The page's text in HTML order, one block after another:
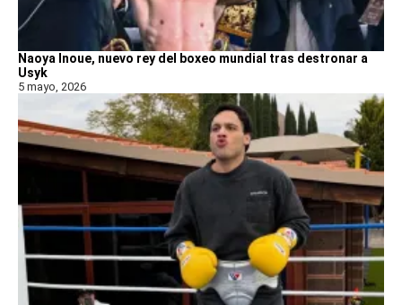
Naoya Inoue, nuevo rey del boxeo mundial tras destronar a
Usyk
5 mayo, 2026